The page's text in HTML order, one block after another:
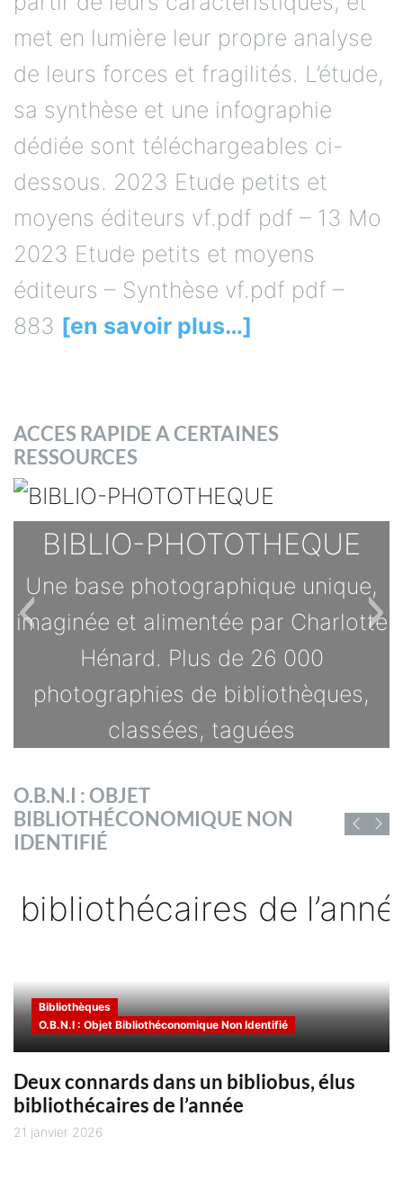
met en lumière leur propre analyse
de leurs forces et fragilités. L’étude,
sa synthèse et une infographie
dédiée sont téléchargeables ci-
dessous. 2023 Etude petits et
moyens éditeurs vf.pdf pdf – 13 Mo
2023 Etude petits et moyens
éditeurs – Synthèse vf.pdf pdf –
883[en savoir plus…]
RESSOURCES
BIBLIO-PHOTOTHEQUE
Une base photographique unique,
imaginée et alimentée par Charlotte
Hénard. Plus de 26 000
photographies de bibliothèques,
classées, taguées
CHIFFRES ET RAPPORTS
des rapports sur la lecture publique
D'EMPLOI DE
Vous trouverez ici les offres
BIBLIOTHÉCONOMIQUE NON
IDENTIFIÉ
Bibliothèques
O.B.N.I : Objet Bibliothéconomique Non Identifié
Deux connards dans un bibliobus, élus
bibliothécaires de l’année
21 janvier 2026